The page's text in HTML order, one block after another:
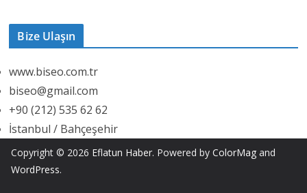
Bize Ulaşın
www.biseo.com.tr
biseo@gmail.com
+90 (212) 535 62 62
İstanbul / Bahçeşehir
Copyright © 2026 Eflatun Haber. Powered by ColorMag and
WordPress.